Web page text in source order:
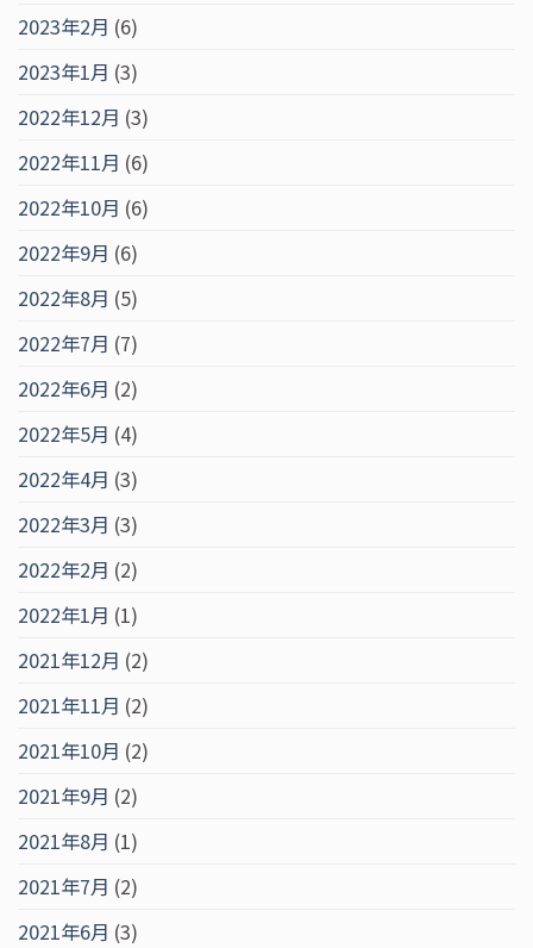
2023年2月 (6)
2023年1月 (3)
2022年12月 (3)
2022年11月 (6)
2022年10月 (6)
2022年9月 (6)
2022年8月 (5)
2022年7月 (7)
2022年6月 (2)
2022年5月 (4)
2022年4月 (3)
2022年3月 (3)
2022年2月 (2)
2022年1月 (1)
2021年12月 (2)
2021年11月 (2)
2021年10月 (2)
2021年9月 (2)
2021年8月 (1)
2021年7月 (2)
2021年6月 (3)